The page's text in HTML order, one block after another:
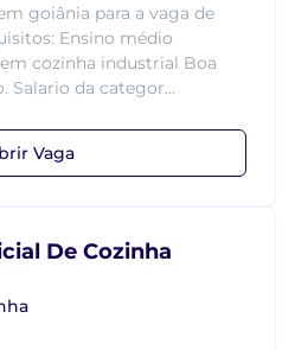
goiânia para a vaga de
Ensino médio
cozinha industrial Boa
Salario da categor...
Vaga
De Cozinha